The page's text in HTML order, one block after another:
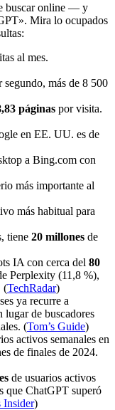
buscar online — y
Mira lo ocupados
al mes.
segundo, más de 8 500
páginas por visita.
en EE. UU. es de
a Bing.com con
más importante al
más habitual para
tiene 20 millones de
IA con cerca del 80
Perplexity (11,8 %),
(TechRadar)
ya recurre a
de buscadores
(Tom’s Guide)
activos semanales en
de finales de 2024.
de usuarios activos
que ChatGPT superó
Insider)